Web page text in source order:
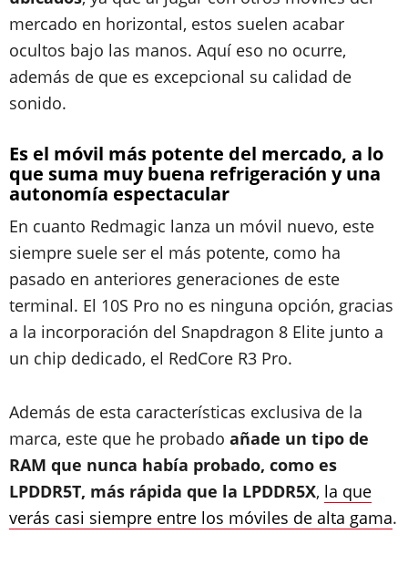
mercado en horizontal, estos suelen acabar
ocultos bajo las manos. Aquí eso no ocurre,
además de que es excepcional su calidad de
sonido.
Es el móvil más potente del mercado, a lo
que suma muy buena refrigeración y una
autonomía espectacular
En cuanto Redmagic lanza un móvil nuevo, este
siempre suele ser el más potente, como ha
pasado en anteriores generaciones de este
terminal. El 10S Pro no es ninguna opción, gracias
a la incorporación del Snapdragon 8 Elite junto a
un chip dedicado, el RedCore R3 Pro.
Además de esta características exclusiva de la
marca, este que he probado añade un tipo de
RAM que nunca había probado, como es
LPDDR5T, más rápida que la LPDDR5X, la que
verás casi siempre entre los móviles de alta gama.